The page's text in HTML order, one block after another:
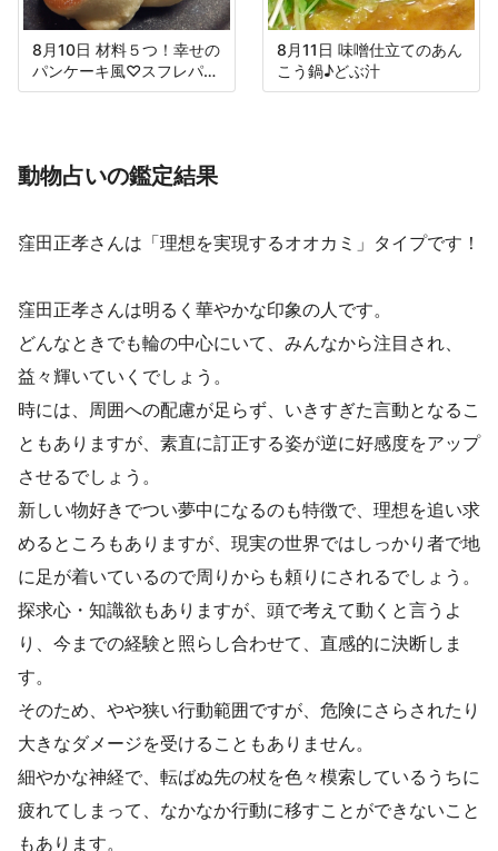
8月10日 材料５つ！幸せの
パンケーキ風♡スフレパン
ケーキ♪
8月11日 味噌仕立てのあん
こう鍋♪どぶ汁
動物占いの鑑定結果
窪田正孝さんは「理想を実現するオオカミ」タイプです！
窪田正孝さんは明るく華やかな印象の人です。
どんなときでも輪の中心にいて、みんなから注目され、
益々輝いていくでしょう。
時には、周囲への配慮が足らず、いきすぎた言動となるこ
ともありますが、素直に訂正する姿が逆に好感度をアップ
させるでしょう。
新しい物好きでつい夢中になるのも特徴で、理想を追い求
めるところもありますが、現実の世界ではしっかり者で地
に足が着いているので周りからも頼りにされるでしょう。
探求心・知識欲もありますが、頭で考えて動くと言うよ
り、今までの経験と照らし合わせて、直感的に決断しま
す。
そのため、やや狭い行動範囲ですが、危険にさらされたり
大きなダメージを受けることもありません。
細やかな神経で、転ばぬ先の杖を色々模索しているうちに
疲れてしまって、なかなか行動に移すことができないこと
もあります。